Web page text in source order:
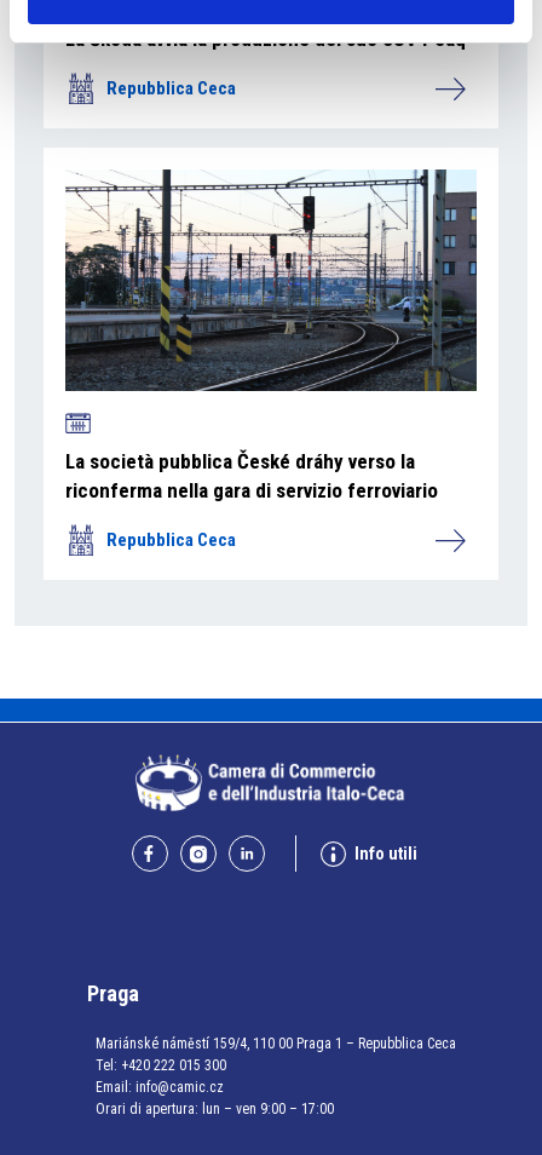
La Škoda avvia la produzione del suo SUV Peaq
Repubblica Ceca
La società pubblica České dráhy verso la
riconferma nella gara di servizio ferroviario
Repubblica Ceca
Info utili
Praga
Mariánské náměstí 159/4, 110 00 Praga 1 – Repubblica Ceca
Tel: +420 222 015 300
Email: info@camic.cz
Orari di apertura: lun – ven 9:00 – 17:00